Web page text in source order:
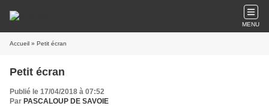
MENU
Accueil » Petit écran
Petit écran
Publié le 17/04/2018 à 07:52
Par PASCALOUP DE SAVOIE